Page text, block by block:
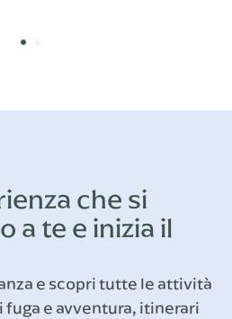
che si
a te e inizia il
e scopri tutte le attività
fuga e avventura, itinerari